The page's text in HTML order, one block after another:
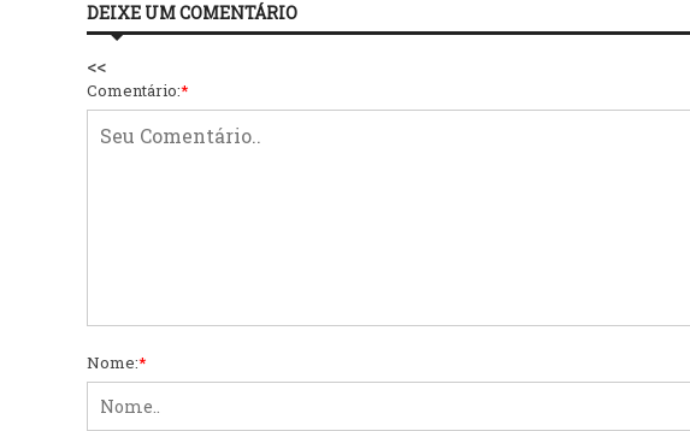
DEIXE UM COMENTÁRIO
<<
Comentário:*
Nome:*